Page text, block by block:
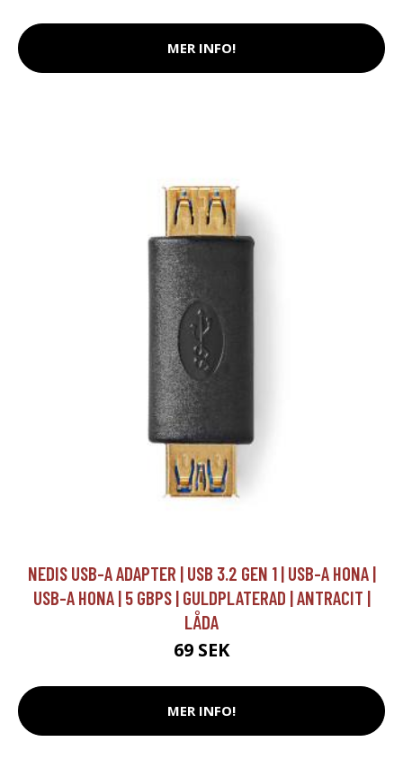
MER INFO!
NEDIS USB-A ADAPTER | USB 3.2 GEN 1 | USB-A HONA |
USB-A HONA | 5 GBPS | GULDPLATERAD | ANTRACIT |
LÅDA
69 SEK
MER INFO!